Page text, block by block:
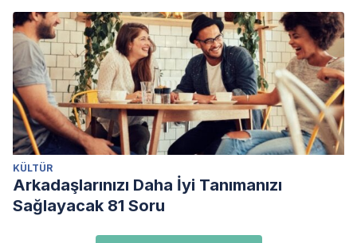
KÜLTÜR
Arkadaşlarınızı Daha İyi Tanımanızı
Sağlayacak 81 Soru